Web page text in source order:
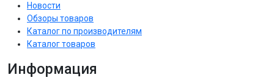
Новости
Обзоры товаров
Каталог по производителям
Каталог товаров
Информация